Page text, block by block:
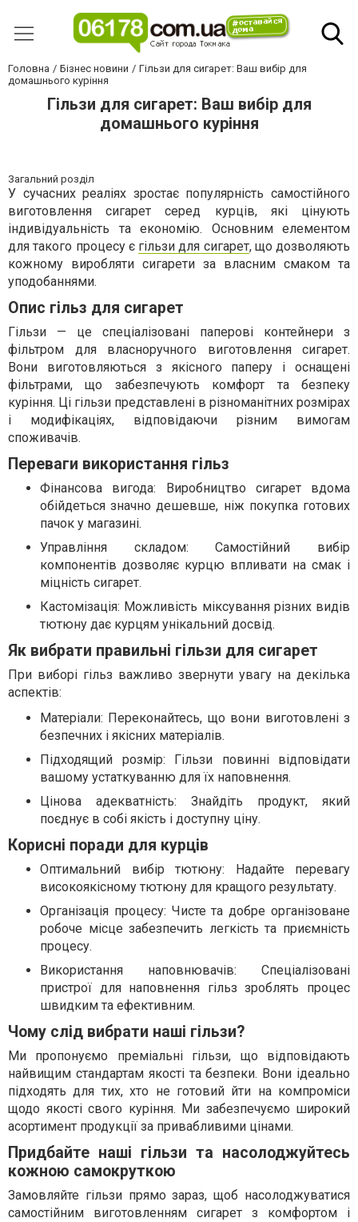
Головна Бізнес новини
Гільзи для сигарет: Ваш вибір для
домашнього куріння
Гільзи для сигарет: Ваш вибір для
домашнього куріння
Загальний розділ
У сучасних реаліях зростає популярність самостійного
виготовлення сигарет серед курців, які цінують
індивідуальність та економію. Основним елементом
для такого процесу є гільзи для сигарет, що дозволяють
кожному виробляти сигарети за власним смаком та
уподобаннями.
Опис гільз для сигарет
Гільзи — це спеціалізовані паперові контейнери з
фільтром для власноручного виготовлення сигарет.
Вони виготовляються з якісного паперу і оснащені
фільтрами, що забезпечують комфорт та безпеку
куріння. Ці гільзи представлені в різноманітних розмірах
і модифікаціях, відповідаючи різним вимогам
споживачів.
Переваги використання гільз
Фінансова вигода: Виробництво сигарет вдома
обійдеться значно дешевше, ніж покупка готових
пачок у магазині.
Управління складом: Самостійний вибір
компонентів дозволяє курцю впливати на смак і
міцність сигарет.
Кастомізація: Можливість міксування різних видів
тютюну дає курцям унікальний досвід.
Як вибрати правильні гільзи для сигарет
При виборі гільз важливо звернути увагу на декілька
аспектів:
Матеріали: Переконайтесь, що вони виготовлені з
безпечних і якісних матеріалів.
Підходящий розмір: Гільзи повинні відповідати
вашому устаткуванню для їх наповнення.
Цінова адекватність: Знайдіть продукт, який
поєднує в собі якість і доступну ціну.
Корисні поради для курців
Оптимальний вибір тютюну: Надайте перевагу
високоякісному тютюну для кращого результату.
Організація процесу: Чисте та добре організоване
робоче місце забезпечить легкість та приємність
процесу.
Використання наповнювачів: Спеціалізовані
пристрої для наповнення гільз зроблять процес
швидким та ефективним.
Чому слід вибрати наші гільзи?
Ми пропонуємо преміальні гільзи, що відповідають
найвищим стандартам якості та безпеки. Вони ідеально
підходять для тих, хто не готовий йти на компроміси
щодо якості свого куріння. Ми забезпечуємо широкий
асортимент продукції за привабливими цінами.
Придбайте наші гільзи та насолоджуйтесь
кожною самокруткою
Замовляйте гільзи прямо зараз, щоб насолоджуватися
самостійним виготовленням сигарет з комфортом і